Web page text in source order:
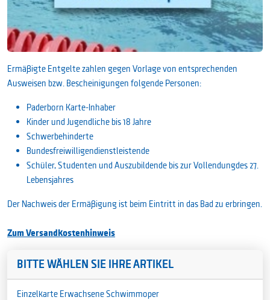
Ermäßigte Entgelte zahlen gegen Vorlage von entsprechenden
Ausweisen bzw. Bescheinigungen folgende Personen:
Paderborn Karte-Inhaber
Kinder und Jugendliche bis 18 Jahre
Schwerbehinderte
Bundesfreiwilligendienstleistende
Schüler, Studenten und Auszubildende bis zur Vollendung des 27.
Lebensjahres
Der Nachweis der Ermäßigung ist beim Eintritt in das Bad zu erbringen.
Zum Versandkostenhinweis
BITTE WÄHLEN SIE IHRE ARTIKEL
Einzelkarte Erwachsene Schwimmoper